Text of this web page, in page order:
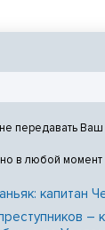
передавать
в любой момент
капитан
–